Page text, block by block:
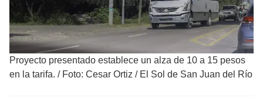
Proyecto presentado establece un alza de 10 a 15 pesos
en la tarifa. / Foto: Cesar Ortiz / El Sol de San Juan del Río